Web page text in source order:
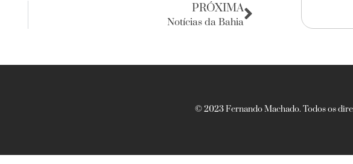
PRÓXIMA
Notícias da Bahia
© 2023 Fernando Machado. Todos os